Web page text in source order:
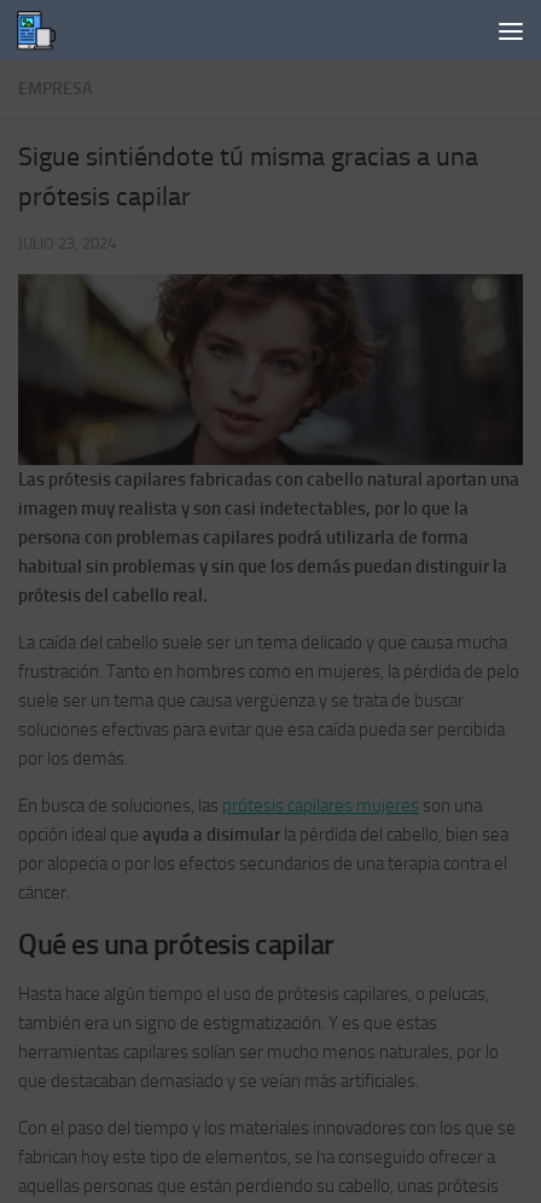
Saltar al contenido
EMPRESA
Sigue sintiéndote tú misma gracias a una
prótesis capilar
JULIO 23, 2024
Las prótesis capilares fabricadas con cabello natural aportan una
imagen muy realista y son casi indetectables, por lo que la
persona con problemas capilares podrá utilizarla de forma
habitual sin problemas y sin que los demás puedan distinguir la
prótesis del cabello real.
La caída del cabello suele ser un tema delicado y que causa mucha
frustración. Tanto en hombres como en mujeres, la pérdida de pelo
suele ser un tema que causa vergüenza y se trata de buscar
soluciones efectivas para evitar que esa caída pueda ser percibida
por los demás.
En busca de soluciones, las prótesis capilares mujeres son una
opción ideal que ayuda a disimular la pérdida del cabello, bien sea
por alopecia o por los efectos secundarios de una terapia contra el
cáncer.
Qué es una prótesis capilar
Hasta hace algún tiempo el uso de prótesis capilares, o pelucas,
también era un signo de estigmatización. Y es que estas
herramientas capilares solían ser mucho menos naturales, por lo
que destacaban demasiado y se veían más artificiales.
Con el paso del tiempo y los materiales innovadores con los que se
fabrican hoy este tipo de elementos, se ha conseguido ofrecer a
aquellas personas que están perdiendo su cabello, unas prótesis